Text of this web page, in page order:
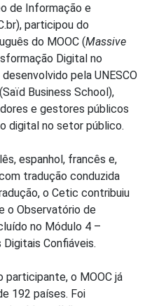
de Informação e
participou do
do MOOC (Massive
Digital no
pela UNESCO
Business School),
e gestores públicos
digital no setor público.
espanhol, francês e,
tradução conduzida
o Cetic contribuiu
o Observatório de
no Módulo 4 –
Confiáveis.
participante, o MOOC já
192 países. Foi